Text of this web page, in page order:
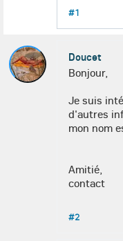
#1
Doucet
Bonjour,
Je suis
d'autres
mon nom
Amitié,
contact
#2